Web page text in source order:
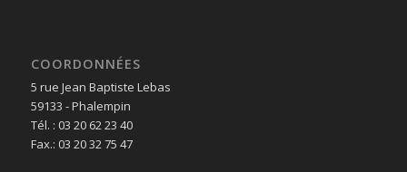
COORDONNÉES
5 rue Jean Baptiste Lebas
59133 - Phalempin
Tél. : 03 20 62 23 40
Fax.: 03 20 32 75 47